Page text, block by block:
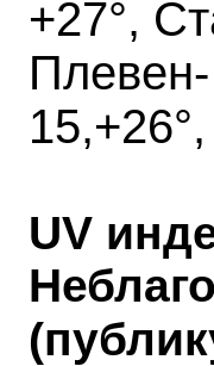
+27°,
UV